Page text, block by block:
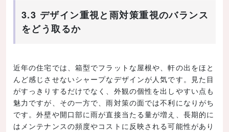
3.3 デザイン重視と雨対策重視のバランス
をどう取るか
近年の住宅では、箱型でフラットな屋根や、軒の出をほと
んど感じさせないシャープなデザインが人気です。見た目
がすっきりするだけでなく、外観の個性を出しやすい点も
魅力ですが、その一方で、雨対策の面では不利になりがち
です。外壁や開口部に雨が直接当たる量が増え、長期的に
はメンテナンスの頻度やコストに反映される可能性があり